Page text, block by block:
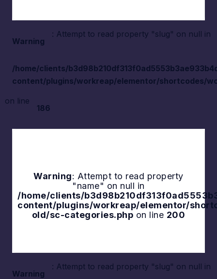
Warning
: Attempt to read property "slug" on null in
/home/clients/
content/plugins/workreap/elementor/shortcodes/
on line
186
Warning: Attempt to read property
"name" on null in
/home/clients/
content/plugins/workreap/elementor/
old/sc-categories.php on line 200
Explore
Warning
: Attempt to read property "slug" on null in